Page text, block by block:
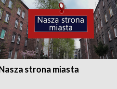
strona miasta